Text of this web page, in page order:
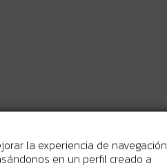
la experiencia de navegación
en un perfil creado a